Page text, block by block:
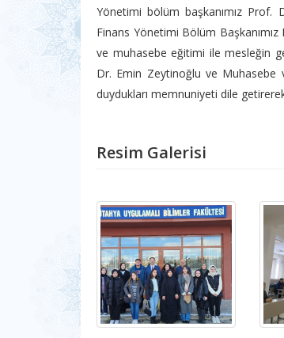
Yönetimi bölüm başkanımız Prof.
Finans Yönetimi Bölüm
ve muhasebe eğitimi ile mesleğin
Dr. Emin Zeytinoğlu ve Muhasebe
duydukları memnuniyeti dile
Resim Galerisi